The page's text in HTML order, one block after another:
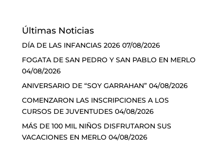
Últimas Noticias
DÍA DE LAS INFANCIAS 2026 07/08/2026
FOGATA DE SAN PEDRO Y SAN PABLO EN MERLO
04/08/2026
ANIVERSARIO DE “SOY GARRAHAN” 04/08/2026
COMENZARON LAS INSCRIPCIONES A LOS
CURSOS DE JUVENTUDES 04/08/2026
MÁS DE 100 MIL NIÑOS DISFRUTARON SUS
VACACIONES EN MERLO 04/08/2026